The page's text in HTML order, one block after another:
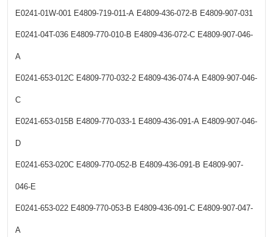
E0241-01W-001 E4809-719-011-A E4809-436-072-B E4809-907-031
E0241-04T-036 E4809-770-010-B E4809-436-072-C E4809-907-046-
A
E0241-653-012C E4809-770-032-2 E4809-436-074-A E4809-907-046-
C
E0241-653-015B E4809-770-033-1 E4809-436-091-A E4809-907-046-
D
E0241-653-020C E4809-770-052-B E4809-436-091-B E4809-907-
046-E
E0241-653-022 E4809-770-053-B E4809-436-091-C E4809-907-047-
A